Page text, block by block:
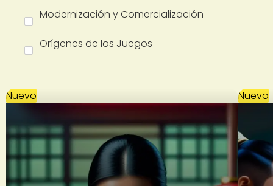
Modernización y Comercialización
Orígenes de los Juegos
Nuevo Nuevo